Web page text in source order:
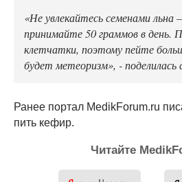
«Не увлекайтесь семенами льна
принимайте 50 граммов в день.
клетчатки, поэтому пейте
будет метеоризм», - поделилась
Ранее портал MedikForum.ru
пить кефир.
Читайте